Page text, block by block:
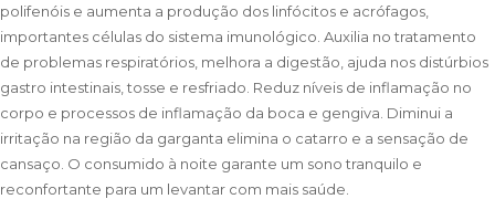
polifenóis e aumenta a produção dos linfócitos e acrófagos,
importantes células do sistema imunológico. Auxilia no tratamento
de problemas respiratórios, melhora a digestão, ajuda nos distúrbios
gastro intestinais, tosse e resfriado. Reduz níveis de inflamação no
corpo e processos de inflamação da boca e gengiva. Diminui a
irritação na região da garganta elimina o catarro e a sensação de
cansaço. O consumido à noite garante um sono tranquilo e
reconfortante para um levantar com mais saúde.